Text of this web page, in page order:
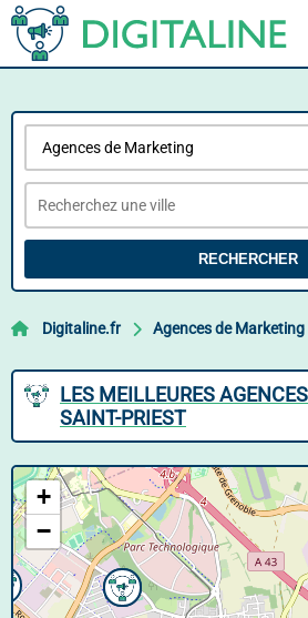
RECHERCHER
Digitaline.fr Agences de Marketing
LES MEILLEURES
SAINT-PRIEST
+
−